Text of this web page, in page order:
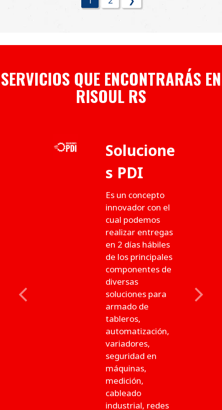
SERVICIOS QUE ENCONTRARÁS EN
RISOUL RS
Solucione
s PDI
Es un concepto
innovador con el
cual podemos
realizar entregas
en 2 días hábiles
de los principales
componentes de
diversas
soluciones para
armado de
tableros,
automatización,
variadores,
seguridad en
máquinas,
medición,
cableado
industrial, redes
Previous Next